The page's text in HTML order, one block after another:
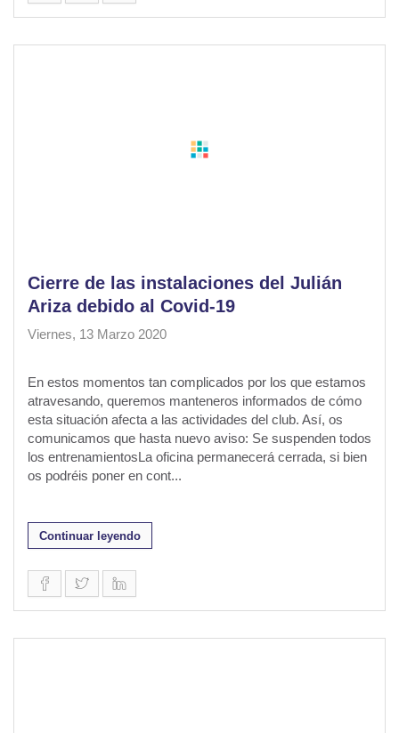
Cierre de las instalaciones del Julián
Ariza debido al Covid-19
Viernes, 13 Marzo 2020
En estos momentos tan complicados por los que estamos
atravesando, queremos manteneros informados de cómo
esta situación afecta a las actividades del club. Así, os
comunicamos que hasta nuevo aviso: Se suspenden todos
los entrenamientosLa oficina permanecerá cerrada, si bien
os podréis poner en cont...
Continuar leyendo